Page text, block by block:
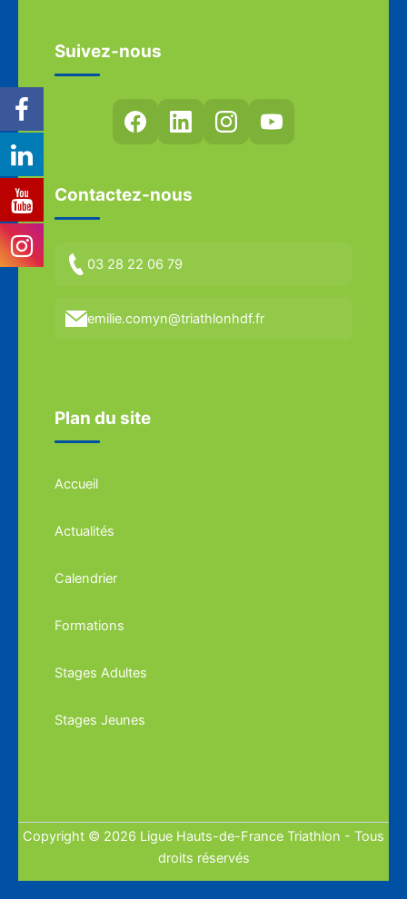
Suivez-nous
Contactez-nous
03 28 22 06 79
emilie.comyn@triathlonhdf.fr
Plan du site
Accueil
Actualités
Calendrier
Formations
Stages Adultes
Stages Jeunes
Copyright © 2026 Ligue Hauts-de-France Triathlon - Tous
droits réservés